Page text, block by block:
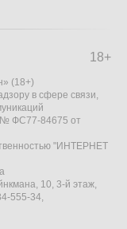
18+
(18+)
в сфере связи,
№ ФС77-84675 от
"ИНТЕРНЕТ
10, 3-й этаж,
555-34,